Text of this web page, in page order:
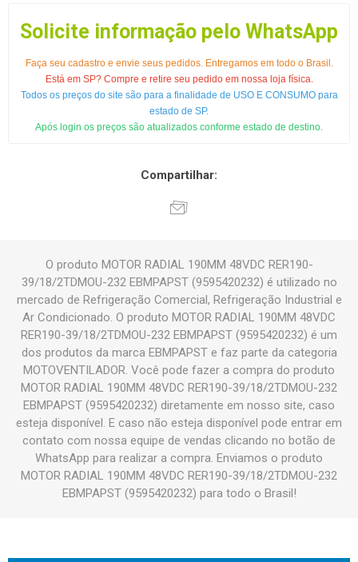
Solicite informação pelo WhatsApp
Faça seu cadastro e envie seus pedidos. Entregamos em todo o Brasil.
Está em SP? Compre e retire seu pedido em nossa loja física.
Todos os preços do site são para a finalidade de USO E CONSUMO para
estado de SP.
Após login os preços são atualizados conforme estado de destino.
Compartilhar:
O produto MOTOR RADIAL 190MM 48VDC RER190-
39/18/2TDMOU-232 EBMPAPST (9595420232) é utilizado no
mercado de Refrigeração Comercial, Refrigeração Industrial e
Ar Condicionado. O produto MOTOR RADIAL 190MM 48VDC
RER190-39/18/2TDMOU-232 EBMPAPST (9595420232) é um
dos produtos da marca EBMPAPST e faz parte da categoria
MOTOVENTILADOR. Você pode fazer a compra do produto
MOTOR RADIAL 190MM 48VDC RER190-39/18/2TDMOU-232
EBMPAPST (9595420232) diretamente em nosso site, caso
esteja disponível. E caso não esteja disponível pode entrar em
contato com nossa equipe de vendas clicando no botão de
WhatsApp para realizar a compra. Enviamos o produto
MOTOR RADIAL 190MM 48VDC RER190-39/18/2TDMOU-232
EBMPAPST (9595420232) para todo o Brasil!